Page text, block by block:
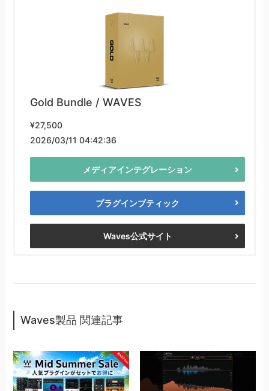
Gold Bundle / WAVES
¥27,500
2026/03/11 04:42:36
メディアインテグレーション
プラグインブティック
Waves公式サイト
Waves製品 関連記事